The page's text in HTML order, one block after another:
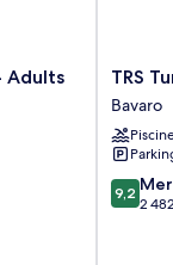
Adults
TRS
Hotel
-
Adults
Only
-
TRS
Bavaro
9.2
sur
9,2
2